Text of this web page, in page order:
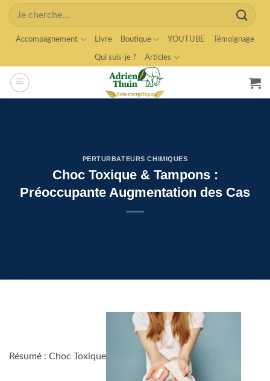
Skip
content
Search
for:
Accompagnement Livre Boutique YOUTUBE Témoignage
Qui suis-je ? Articles
PERTURBATEURS CHIMIQUES
Choc Toxique & Tampons :
Préoccupante Augmentation des Cas
Résumé : Choc Toxique